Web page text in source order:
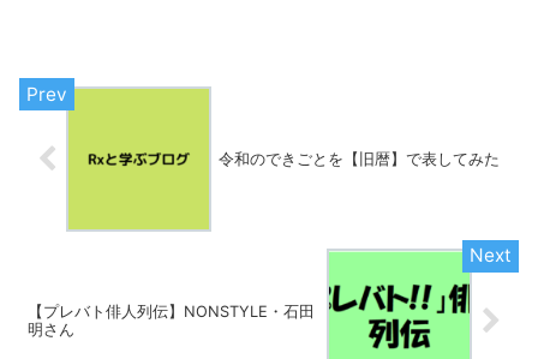
令和のできごとを【旧暦】で表してみた
【プレバト俳人列伝】NONSTYLE・石田
明さん